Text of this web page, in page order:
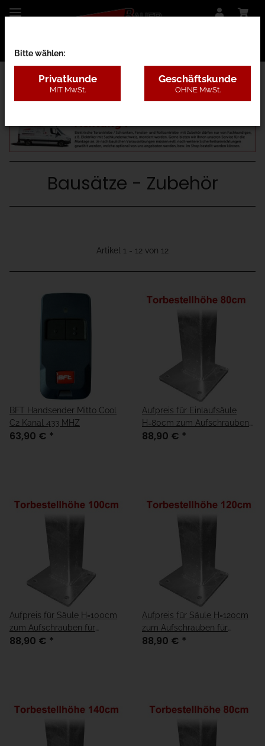
27B - mit Antrieb Oberflur
Bausätze - Zubehör
Artikel 1 - 12 von 12
BFT Handsender Mitto Cool
C2 Kanal 433 MHZ
63,90 € *
Aufpreis für Einlaufsäule
H=80cm zum Aufschrauben
für Fundamenthöhe =
88,90 € *
Aufpreis für Säule H=100cm
zum Aufschrauben für
Fundamenthöhe = "fertiger
88,90 € *
Aufpreis für Säule H=120cm
zum Aufschrauben für
Fundamenthöhe = "fertiger
88,90 € *
Bitte wählen:
Privatkunde
MIT MwSt.
Geschäftskunde
OHNE MwSt.